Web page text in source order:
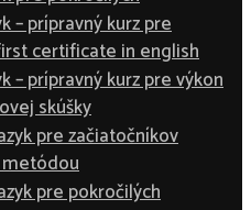
– prípravný kurz pre
certificate in english
– prípravný kurz pre výkon
skúšky
pre začiatočníkov
pre pokročilých